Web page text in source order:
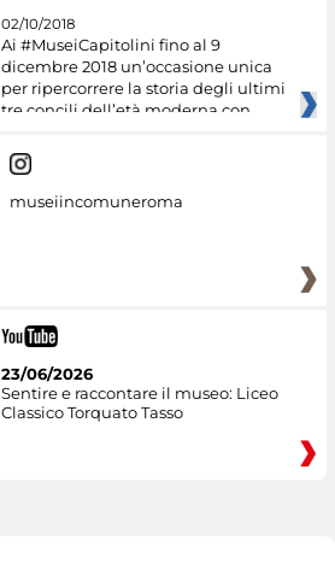
02/10/2018
Ai #MuseiCapitolini fino al 9
dicembre 2018 un’occasione unica
per ripercorrere la storia degli ultimi
tre concili dell’età moderna con
museiincomuneroma
23/06/2026
Sentire e raccontare il museo: Liceo
Classico Torquato Tasso